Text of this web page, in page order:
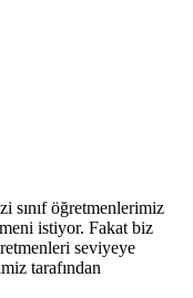
sınıf öğretmenlerimiz
istiyor. Fakat biz
seviyeye
tarafından